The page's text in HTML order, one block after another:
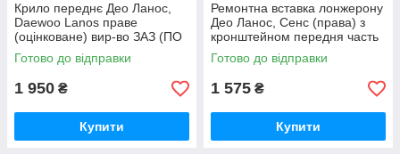
Крило переднє Део Ланос,
Daewoo Lanos праве
(оцінковане) вир-во ЗАЗ (ПО
предоплаті)
Готово до відправки
1 950 ₴
Купити
Ремонтна вставка лонжерону
Део Ланос, Сенс (права) з
кронштейном передня часть
Готово до відправки
1 575 ₴
Купити